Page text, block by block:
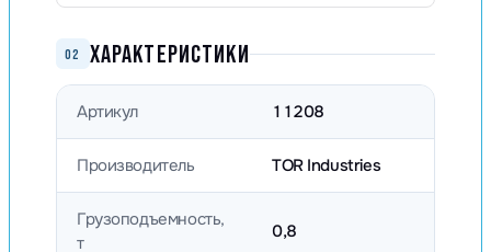
02 ХАРАКТЕРИСТИКИ
Артикул 11208
Производитель TOR Industries
Грузоподъемность,
т
0,8